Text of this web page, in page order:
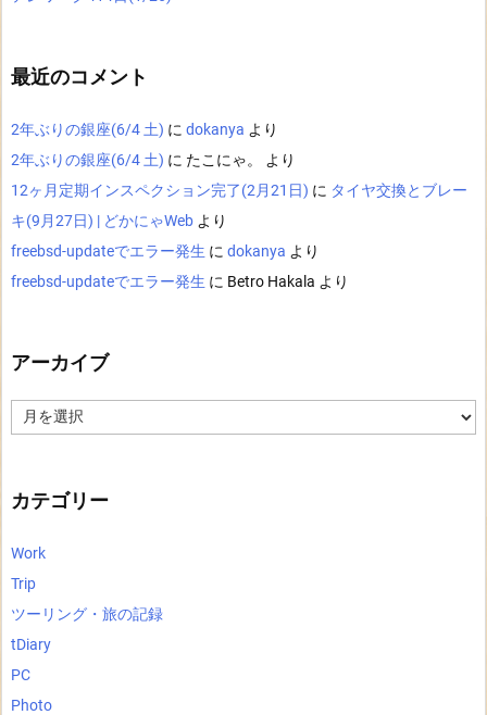
最近のコメント
2年ぶりの銀座(6/4 土) に dokanya より
2年ぶりの銀座(6/4 土) に たこにゃ。
より
12ヶ月定期インスペクション完了(2月21日) に タイヤ交換とブレー
キ(9月27日) | どかにゃWeb より
freebsd-updateでエラー発生 に dokanya より
freebsd-updateでエラー発生 に Betro Hakala より
アーカイブ
ー
カテゴリー
Work
Trip
ツーリング・旅の記録
tDiary
PC
Photo